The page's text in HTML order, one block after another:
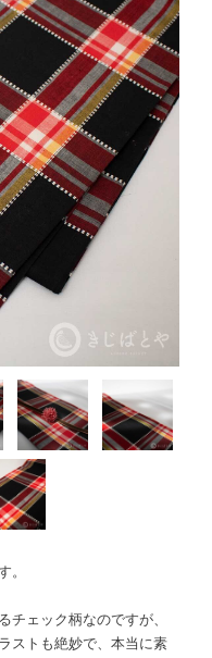
。
チェック柄なのですが、
ストも絶妙で、本当に素